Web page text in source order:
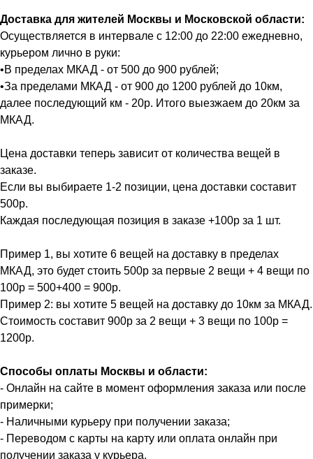
Доставка для жителей Москвы и Московской области:
Осуществляется в интервале с 12:00 до 22:00 ежедневно,
курьером лично в руки:
•В пределах МКАД - от 500 до 900 рублей;
•За пределами МКАД - от 900 до 1200 рублей до 10км,
далее последующий км - 20р. Итого выезжаем до 20км за
МКАД.
Цена доставки теперь зависит от количества вещей в
заказе.
Если вы выбираете 1-2 позиции, цена доставки составит
500р.
Каждая последующая позиция в заказе +100р за 1 шт.
Пример 1, вы хотите 6 вещей на доставку в пределах
МКАД, это будет стоить 500р за первые 2 вещи + 4 вещи по
100р = 500+400 = 900р.
Пример 2: вы хотите 5 вещей на доставку до 10км за МКАД.
Стоимость составит 900р за 2 вещи + 3 вещи по 100р =
1200р.
Способы оплаты Москвы и области:
- Онлайн на сайте в момент оформления заказа или после
примерки;
- Наличными курьеру при получении заказа;
- Переводом с карты на карту или оплата онлайн при
получении заказа у курьера.